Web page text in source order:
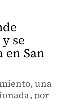
se
San
una
por